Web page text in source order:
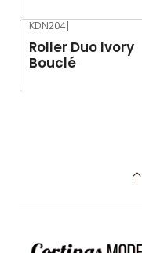
KDN204|
Roller Duo Ivory
Bouclé